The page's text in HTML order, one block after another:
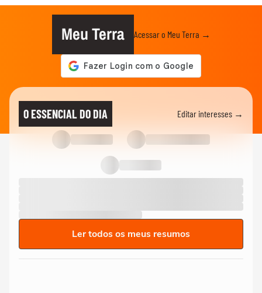
Meu Terra Acessar o Meu Terra →
O ESSENCIAL DO DIA Editar interesses →
Ler todos os meus resumos